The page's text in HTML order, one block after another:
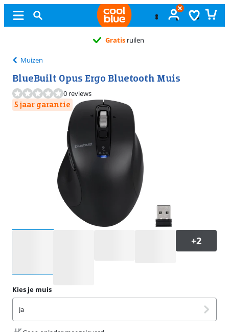
Muizen
BlueBuilt Opus Ergo Bluetooth Muis
0 reviews
5 jaar garantie
Kies je muis
Ja